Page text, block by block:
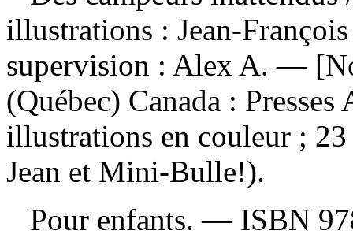
illustrations : Jean-
supervision : Alex A. —
(Québec) Canada :
illustrations en couleur ;
Jean et Mini-Bulle!).
Pour enfants. — ISBN